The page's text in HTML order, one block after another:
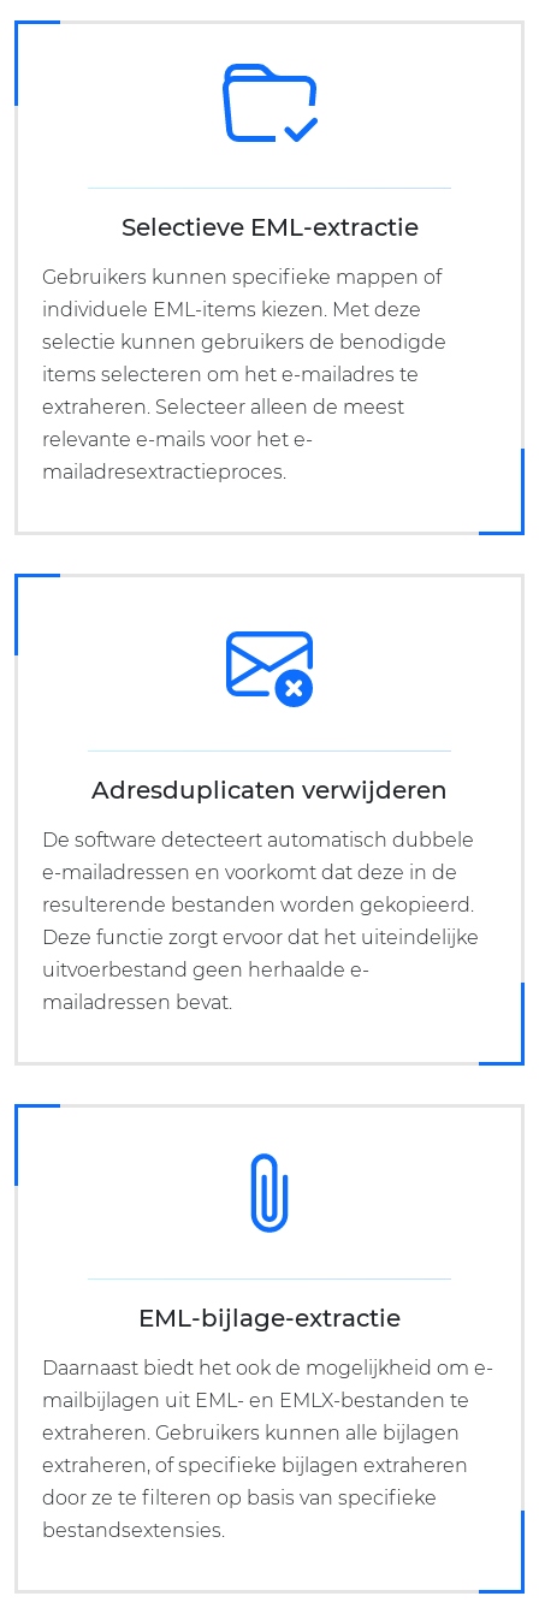
Selectieve EML-extractie
Gebruikers kunnen specifieke mappen of
individuele EML-items kiezen. Met deze
selectie kunnen gebruikers de benodigde
items selecteren om het e-mailadres te
extraheren. Selecteer alleen de meest
relevante e-mails voor het e-
mailadresextractieproces.
Adresduplicaten verwijderen
De software detecteert automatisch dubbele
e-mailadressen en voorkomt dat deze in de
resulterende bestanden worden gekopieerd.
Deze functie zorgt ervoor dat het uiteindelijke
uitvoerbestand geen herhaalde e-
mailadressen bevat.
EML-bijlage-extractie
Daarnaast biedt het ook de mogelijkheid om e-
mailbijlagen uit EML- en EMLX-bestanden te
extraheren. Gebruikers kunnen alle bijlagen
extraheren, of specifieke bijlagen extraheren
door ze te filteren op basis van specifieke
bestandsextensies.